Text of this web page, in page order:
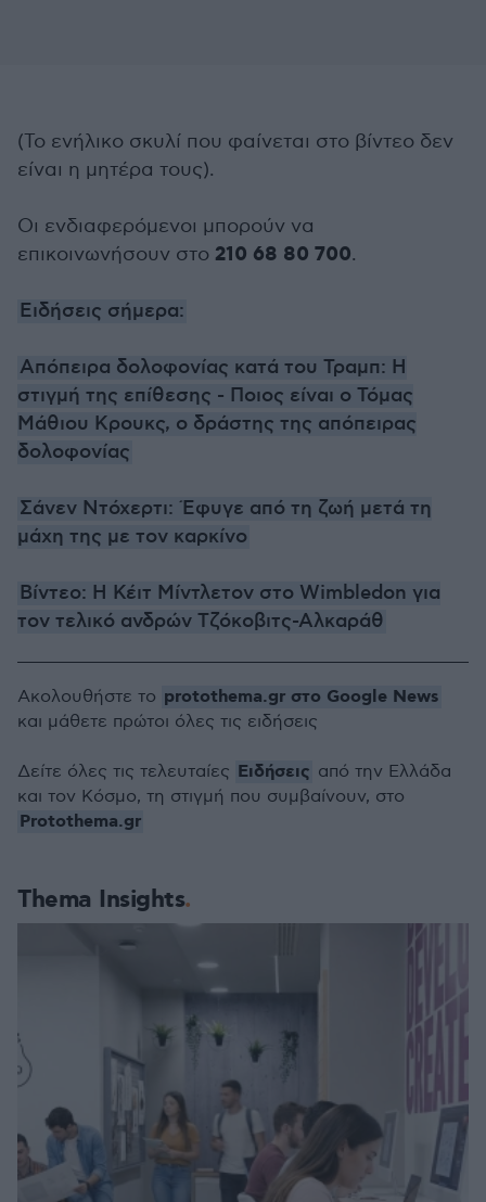
(Το ενήλικο σκυλί που φαίνεται στο βίντεο δεν
είναι η μητέρα τους).
Οι ενδιαφερόμενοι μπορούν να
επικοινωνήσουν στο 210 68 80 700.
Ειδήσεις σήμερα:
Απόπειρα δολοφονίας κατά του Τραμπ: Η
στιγμή της επίθεσης - Ποιος είναι ο Τόμας
Μάθιου Κρουκς, ο δράστης της απόπειρας
δολοφονίας
Σάνεν Ντόχερτι: Έφυγε από τη ζωή μετά τη
μάχη της με τον καρκίνο
Βίντεο: Η Κέιτ Μίντλετον στο Wimbledon για
τον τελικό ανδρών Τζόκοβιτς-Αλκαράθ
Thema Insights
Ακολουθήστε το protothema.gr στο Google News
και μάθετε πρώτοι όλες τις ειδήσεις
Δείτε όλες τις τελευταίες Ειδήσεις από την Ελλάδα
και τον Κόσμο, τη στιγμή που συμβαίνουν, στο
Protothema.gr